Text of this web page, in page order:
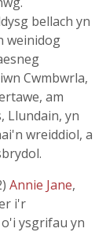
bellach yn
weinidog
Cwmbwrla,
am
Llundain, yn
wreiddiol, a
Annie Jane,
i'r
ysgrifau yn